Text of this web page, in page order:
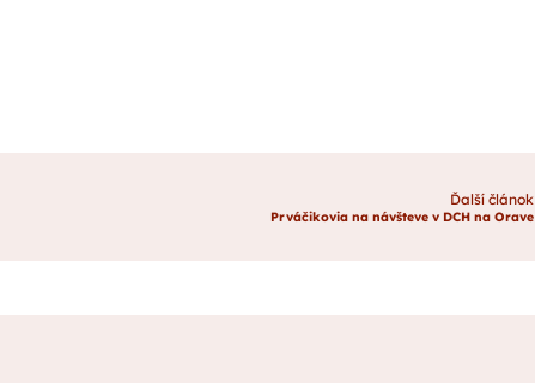
Ďalší článok
Prváčikovia na návšteve v DCH na Orave